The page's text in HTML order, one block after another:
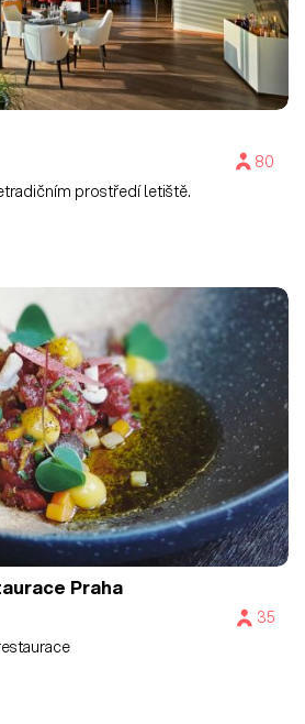
80
prostředí letiště.
Praha
35